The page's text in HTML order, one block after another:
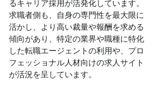
るキャリア採用が活発化しています。
求職者側も、自身の専門性を最大限に
活かし、より高い裁量や報酬を求める
傾向があり、特定の業界や職種に特化
した転職エージェントの利用や、プロ
フェッショナル人材向けの求人サイト
が活況を呈しています。